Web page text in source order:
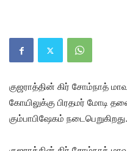
குஜராத்தின் கிர் சோம்நாத்
கோயிலுக்கு பிரதமர் மோடி
கும்பாபிஷேகம் நடைபெறுகிறது.